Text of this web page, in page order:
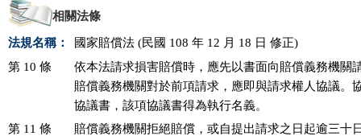
相關法條
法規名稱：
國家賠償法 (民國 108 年 12 月 18 日 修正)
第 10 條
依本法請求損害賠償時，應先以書面向賠償義務機關
賠償義務機關對於前項請求，應即與請求權人協議。
第 11 條
賠償義務機關拒絕賠償，或自提出請求之日起逾三十